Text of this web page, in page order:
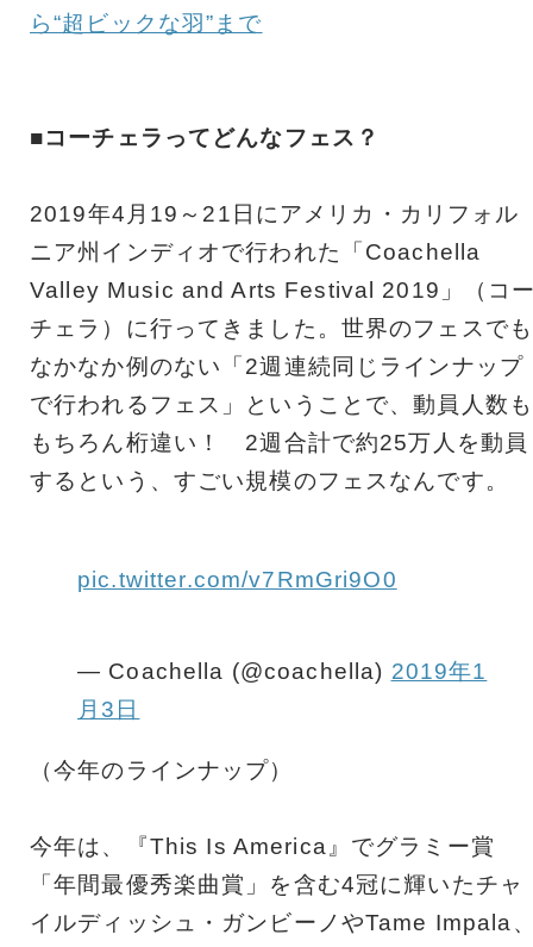
ら“超ビックな羽”まで
■コーチェラってどんなフェス？
2019年4月19～21日にアメリカ・カリフォル
ニア州インディオで行われた「Coachella
Valley Music and Arts Festival 2019」（コ
チェラ）に行ってきました。世界のフェスでも
なかなか例のない「2週連続同じラインナップ
で行われるフェス」ということで、動員人数も
もちろん桁違い！ 2週合計で約25万人を動員
するという、すごい規模のフェスなんです。
pic.twitter.com/v7RmGri9O0
— Coachella (@coachella) 2019年1
月3日
（今年のラインナップ）
今年は、『This Is America』でグラミー賞
「年間最優秀楽曲賞」を含む4冠に輝いたチャ
イルディッシュ・ガンビーノやTame Impala